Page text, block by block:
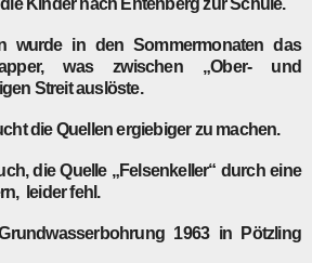
Kinder nach Entenberg zur Schule.
wurde in den Sommermonaten das
was zwischen „Ober- und
Streit auslöste.
die Quellen ergiebiger zu machen.
die Quelle „Felsenkeller“ durch eine
leider fehl.
1963in Pötzling